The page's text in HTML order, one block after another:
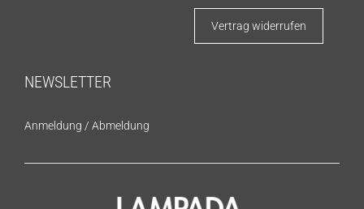
Vertrag widerrufen
NEWSLETTER
Anmeldung / Abmeldung